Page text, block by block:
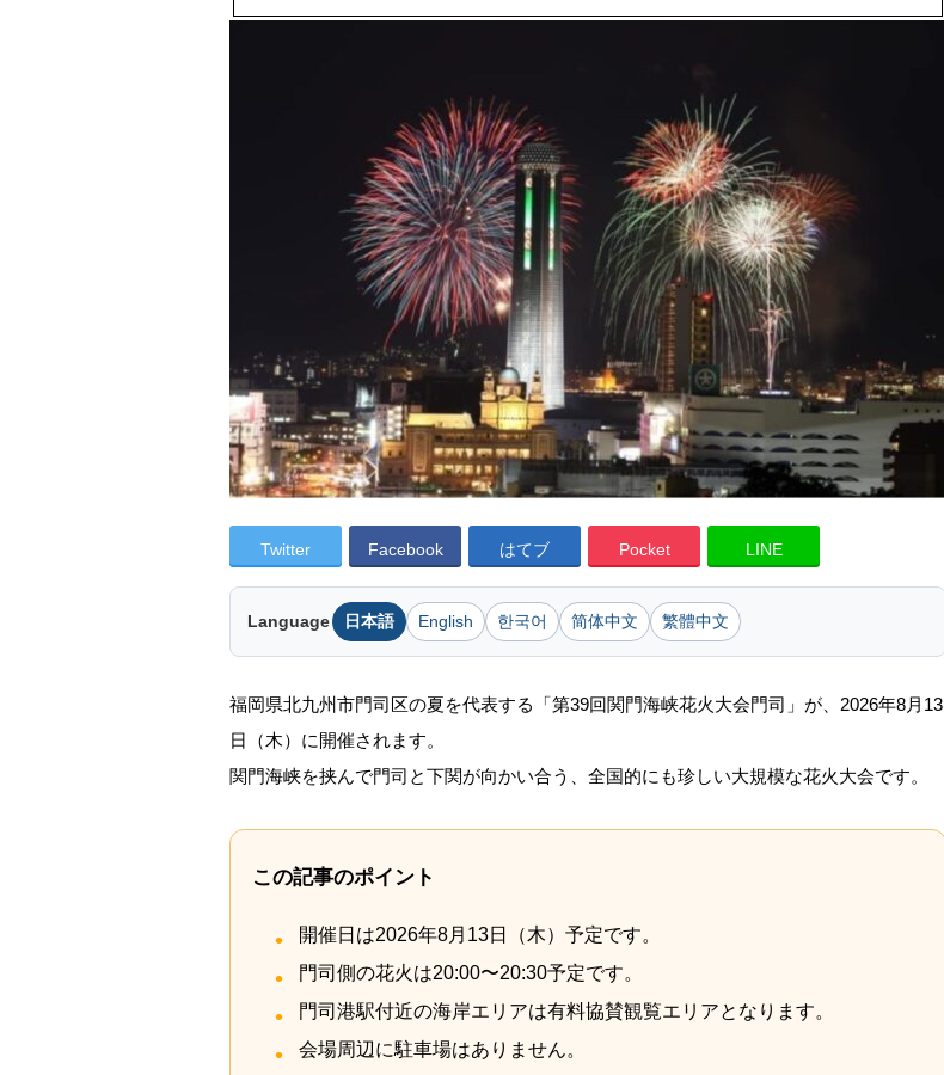
Twitter Facebook はてブ Pocket LINE
Language 日本語 English 한국어 简体中文 繁體中文
福岡県北九州市門司区の夏を代表する「第39回関門海峡花火大会門司」が、2026年8月13
日（木）に開催されます。
関門海峡を挟んで門司と下関が向かい合う、全国的にも珍しい大規模な花火大会です。
この記事のポイント
開催日は2026年8月13日（木）予定です。
門司側の花火は20:00〜20:30予定です。
門司港駅付近の海岸エリアは有料協賛観覧エリアとなります。
会場周辺に駐車場はありません。